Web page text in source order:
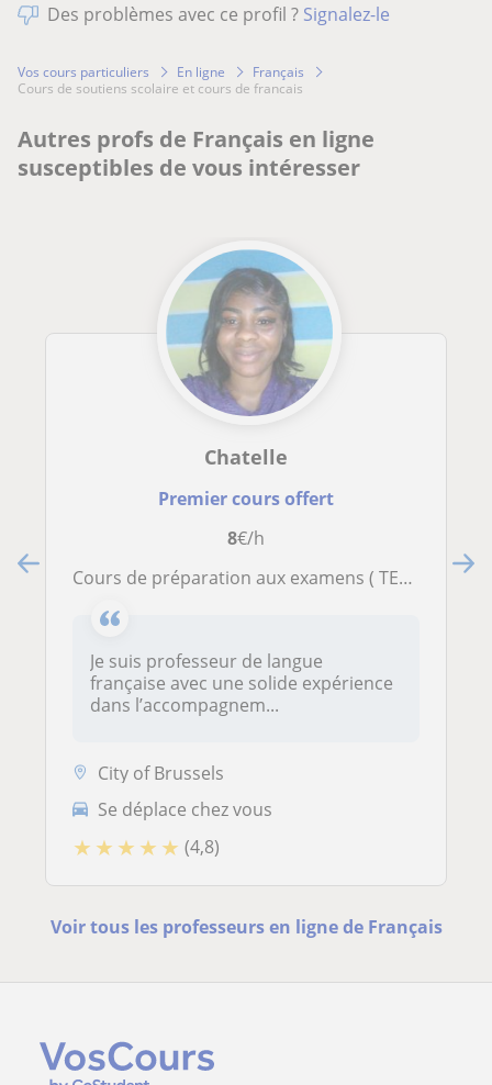
Des problèmes avec ce profil ? Signalez-le
Vos cours particuliers En ligne
Français
cours de soutiens scolaire et cours de francais
Autres profs de Français en ligne
susceptibles de vous intéresser
Chatelle
Premier cours offert
8€/h
cours de préparation aux examens ( TEF-TCF-TOEFL-DELF-DALF) speak better , learn faster- cours en ligne avec moi
Je suis professeur de langue
française avec une solide expérience
dans l’accompagnem...
City of Brussels
Se déplace chez vous
★ ★ ★ ★ ★ (4,8)
Voir tous les professeurs en ligne de Français